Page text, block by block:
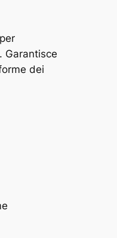
Garantisce
dei